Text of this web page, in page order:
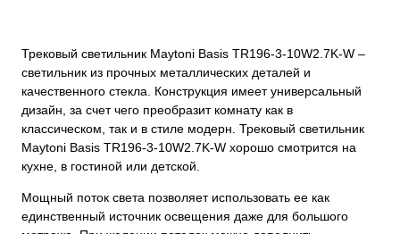
Трековый светильник Maytoni Basis TR196-3-10W2.7K-W –
светильник из прочных металлических деталей и
качественного стекла. Конструкция имеет универсальный
дизайн, за счет чего преобразит комнату как в
классическом, так и в стиле модерн. Трековый светильник
Maytoni Basis TR196-3-10W2.7K-W хорошо смотрится на
кухне, в гостиной или детской.
Мощный поток света позволяет использовать ее как
единственный источник освещения даже для большого